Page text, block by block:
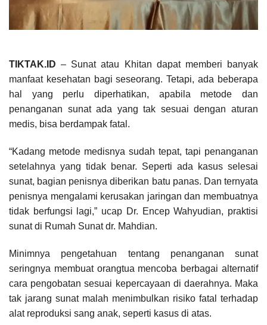
TIKTAK.ID – Sunat atau Khitan dapat memberi banyak
manfaat kesehatan bagi seseorang. Tetapi, ada beberapa
hal yang perlu diperhatikan, apabila metode dan
penanganan sunat ada yang tak sesuai dengan aturan
medis, bisa berdampak fatal.
“Kadang metode medisnya sudah tepat, tapi penanganan
setelahnya yang tidak benar. Seperti ada kasus selesai
sunat, bagian penisnya diberikan batu panas. Dan ternyata
penisnya mengalami kerusakan jaringan dan membuatnya
tidak berfungsi lagi,” ucap Dr. Encep Wahyudian, praktisi
sunat di Rumah Sunat dr. Mahdian.
Minimnya pengetahuan tentang penanganan sunat
seringnya membuat orangtua mencoba berbagai alternatif
cara pengobatan sesuai kepercayaan di daerahnya. Maka
tak jarang sunat malah menimbulkan risiko fatal terhadap
alat reproduksi sang anak, seperti kasus di atas.